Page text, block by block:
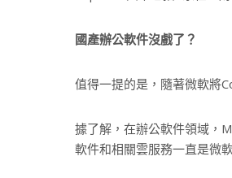
國產辦公軟件沒戲了？
值得一提的是，隨著微軟將
據了解，在辦公軟件領域，
軟件和相關雲服務一直是微